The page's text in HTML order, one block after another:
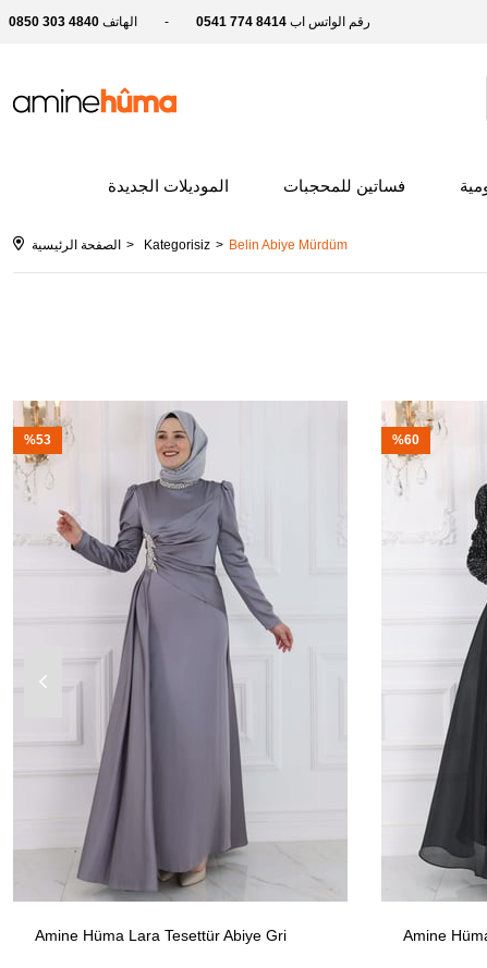
0850 303 4840 الهاتف 0541 774 8414 رقم الواتس اب
الموديلات الجديدة فساتين للمحجبات
الصفحة الرئيسية Kategorisiz Belin Abiye Mürdüm
Amine Hüma Lara Tesettür Abiye Gri
%53
Amine
%60